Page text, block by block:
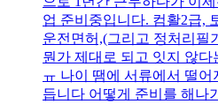
업 준비중입니다. 컴활2급,
운전면허,(그리고 정처리필
뭔가 제대로 되고 잇지 않
ㅠ 나이 땜에 서류에서 떨
듭니다 어떻게 준비를 해나